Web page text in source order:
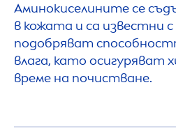
Аминокиселините се
в кожата и са известни
подобряват
влага, като осигуряват
време на почистване.